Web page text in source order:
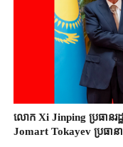
លោក Xi Jinping ប្រធានរ
Jomart ​Tokayev ​ប្រធាន